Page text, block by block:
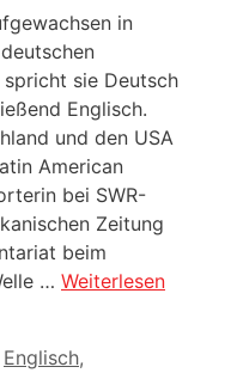
in
sie Deutsch
Englisch.
und den USA
American
bei SWR-
Zeitung
beim
… Weiterlesen
Englisch,